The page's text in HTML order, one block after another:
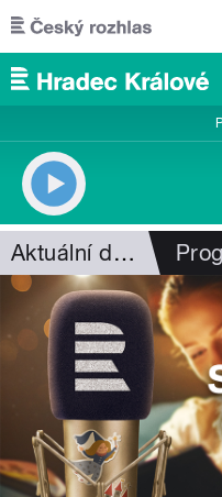
Přejít k hlavnímu obsahu
Aktuální dění